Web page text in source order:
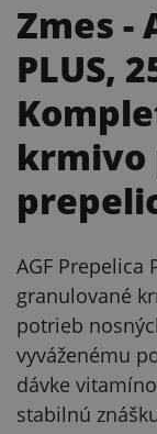
Zmes -
PLUS,
krmivo
AGF Prepelica
granulované
potrieb
vyváženému
dávke
stabilnú